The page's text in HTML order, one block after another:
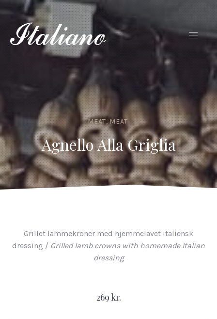
MEAT, MEAT
Agnello Alla Griglia
Grillet lammekroner med hjemmelavet italiensk
dressing / Grilled lamb crowns with homemade Italian
dressing
269 kr.